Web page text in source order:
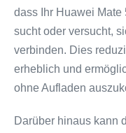
dass Ihr Huawei Mate
sucht oder versucht,
verbinden. Dies
erheblich und
ohne Aufladen
Darüber hinaus kann